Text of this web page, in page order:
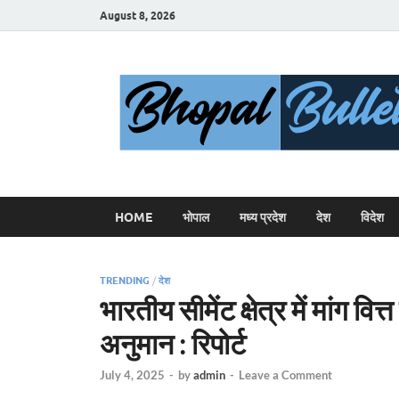
August 8, 2026
HOME भोपाल मध्य प्रदेश देश विदेश
TRENDING / देश
भारतीय सीमेंट क्षेत्र में मांग
अनुमान : रिपोर्ट
July 4, 2025 - byadmin - Leave a Comment